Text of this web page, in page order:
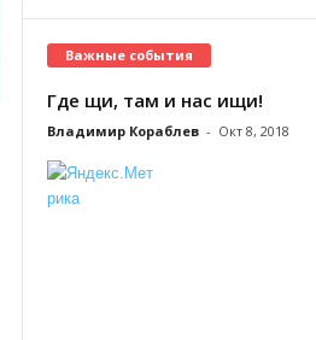
Важные события
Где щи, там и нас ищи!
Владимир Кораблев - Окт 8, 2018